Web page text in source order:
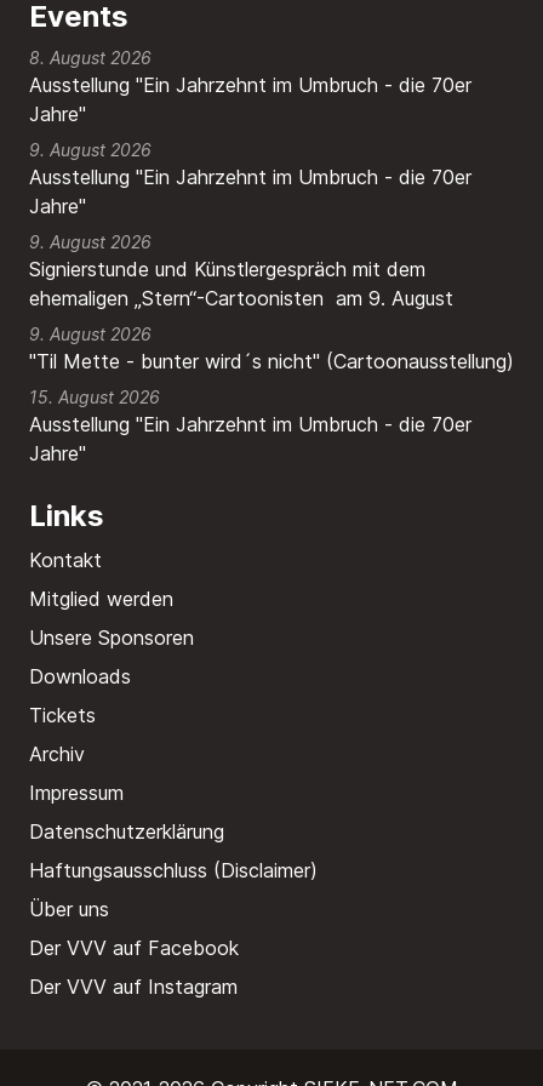
Events
8. August 2026
Ausstellung "Ein Jahrzehnt im Umbruch - die 70er
Jahre"
9. August 2026
Ausstellung "Ein Jahrzehnt im Umbruch - die 70er
Jahre"
9. August 2026
Signierstunde und Künstlergespräch mit dem
ehemaligen „Stern“-Cartoonisten am 9. August
9. August 2026
"Til Mette - bunter wird´s nicht" (Cartoonausstellung)
15. August 2026
Ausstellung "Ein Jahrzehnt im Umbruch - die 70er
Jahre"
Links
Kontakt
Mitglied werden
Unsere Sponsoren
Downloads
Tickets
Archiv
Impressum
Datenschutzerklärung
Haftungsausschluss (Disclaimer)
Über uns
Der VVV auf Facebook
Der VVV auf Instagram